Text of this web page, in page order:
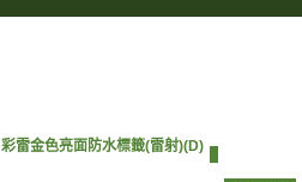
彩雷金色亮面防水標籤(雷射)(D)